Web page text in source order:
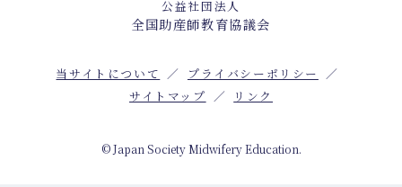
公益社団法人
全国助産師教育協議会
当サイトについて
プライバシーポリシー
サイトマップ
リンク
© Japan Society Midwifery Education.